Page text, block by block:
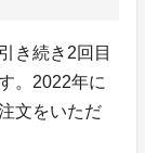
き続き2回目
。2022年に
文をいただ